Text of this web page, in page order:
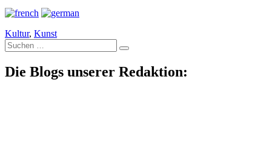
Kultur, Kunst
Suche
nach:
Die Blogs unserer Redaktion: